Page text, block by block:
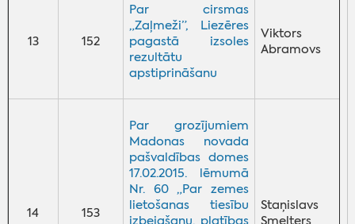
13 152
Par cirsmas
„Zaļmeži”, Liezēres
pagastā izsoles
rezultātu
apstiprināšanu
Viktors
Abramovs
14 153
Par grozījumiem
Madonas novada
pašvaldības domes
17.02.2015. lēmumā
Nr. 60 „Par zemes
lietošanas tiesību
izbeigšanu, platības
Staņislavs
Smelters